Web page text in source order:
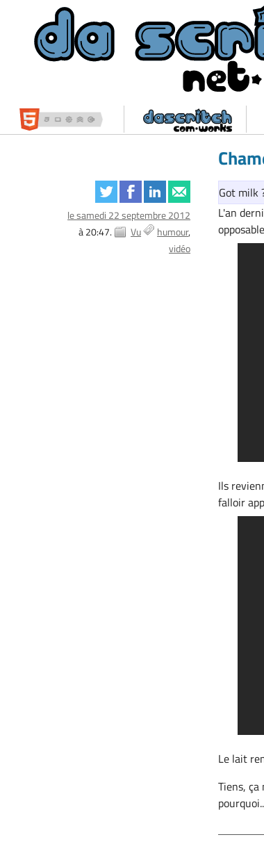
le samedi 22 septembre 2012
à 20:47.
Vu
humour
vidéo
Got milk
L'an
Ils
falloir
Le lait
Tiens, ça